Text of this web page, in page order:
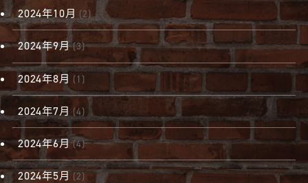
2024年10月 (2)
2024年9月(3)
2024年8月 (1)
2024年7月 (4)
2024年6月(4)
2024年5月 (2)